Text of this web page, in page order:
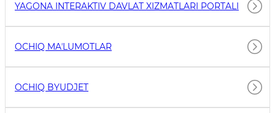
YAGONA INTERAKTIV DAVLAT XIZMATLARI PORTALI
OCHIQ MAʼLUMOTLAR
OCHIQ BYUDJET